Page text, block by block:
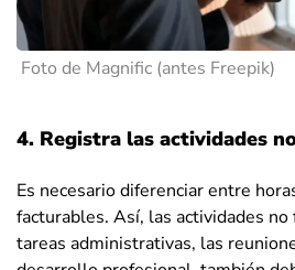
Foto de Magnific (antes Freepik)
4. Registra las actividades
Es necesario diferenciar entre
facturables. Así, las actividades
tareas administrativas, las